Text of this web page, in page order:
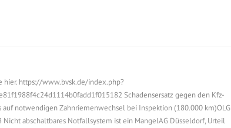
hier. https://www.bvsk.de/index.php?
Schadensersatz gegen den Kfz-
notwendigen Zahnriemenwechsel bei Inspektion (180.000 km)OLG
abschaltbares Notfallsystem ist ein MangelAG Düsseldorf, Urteil